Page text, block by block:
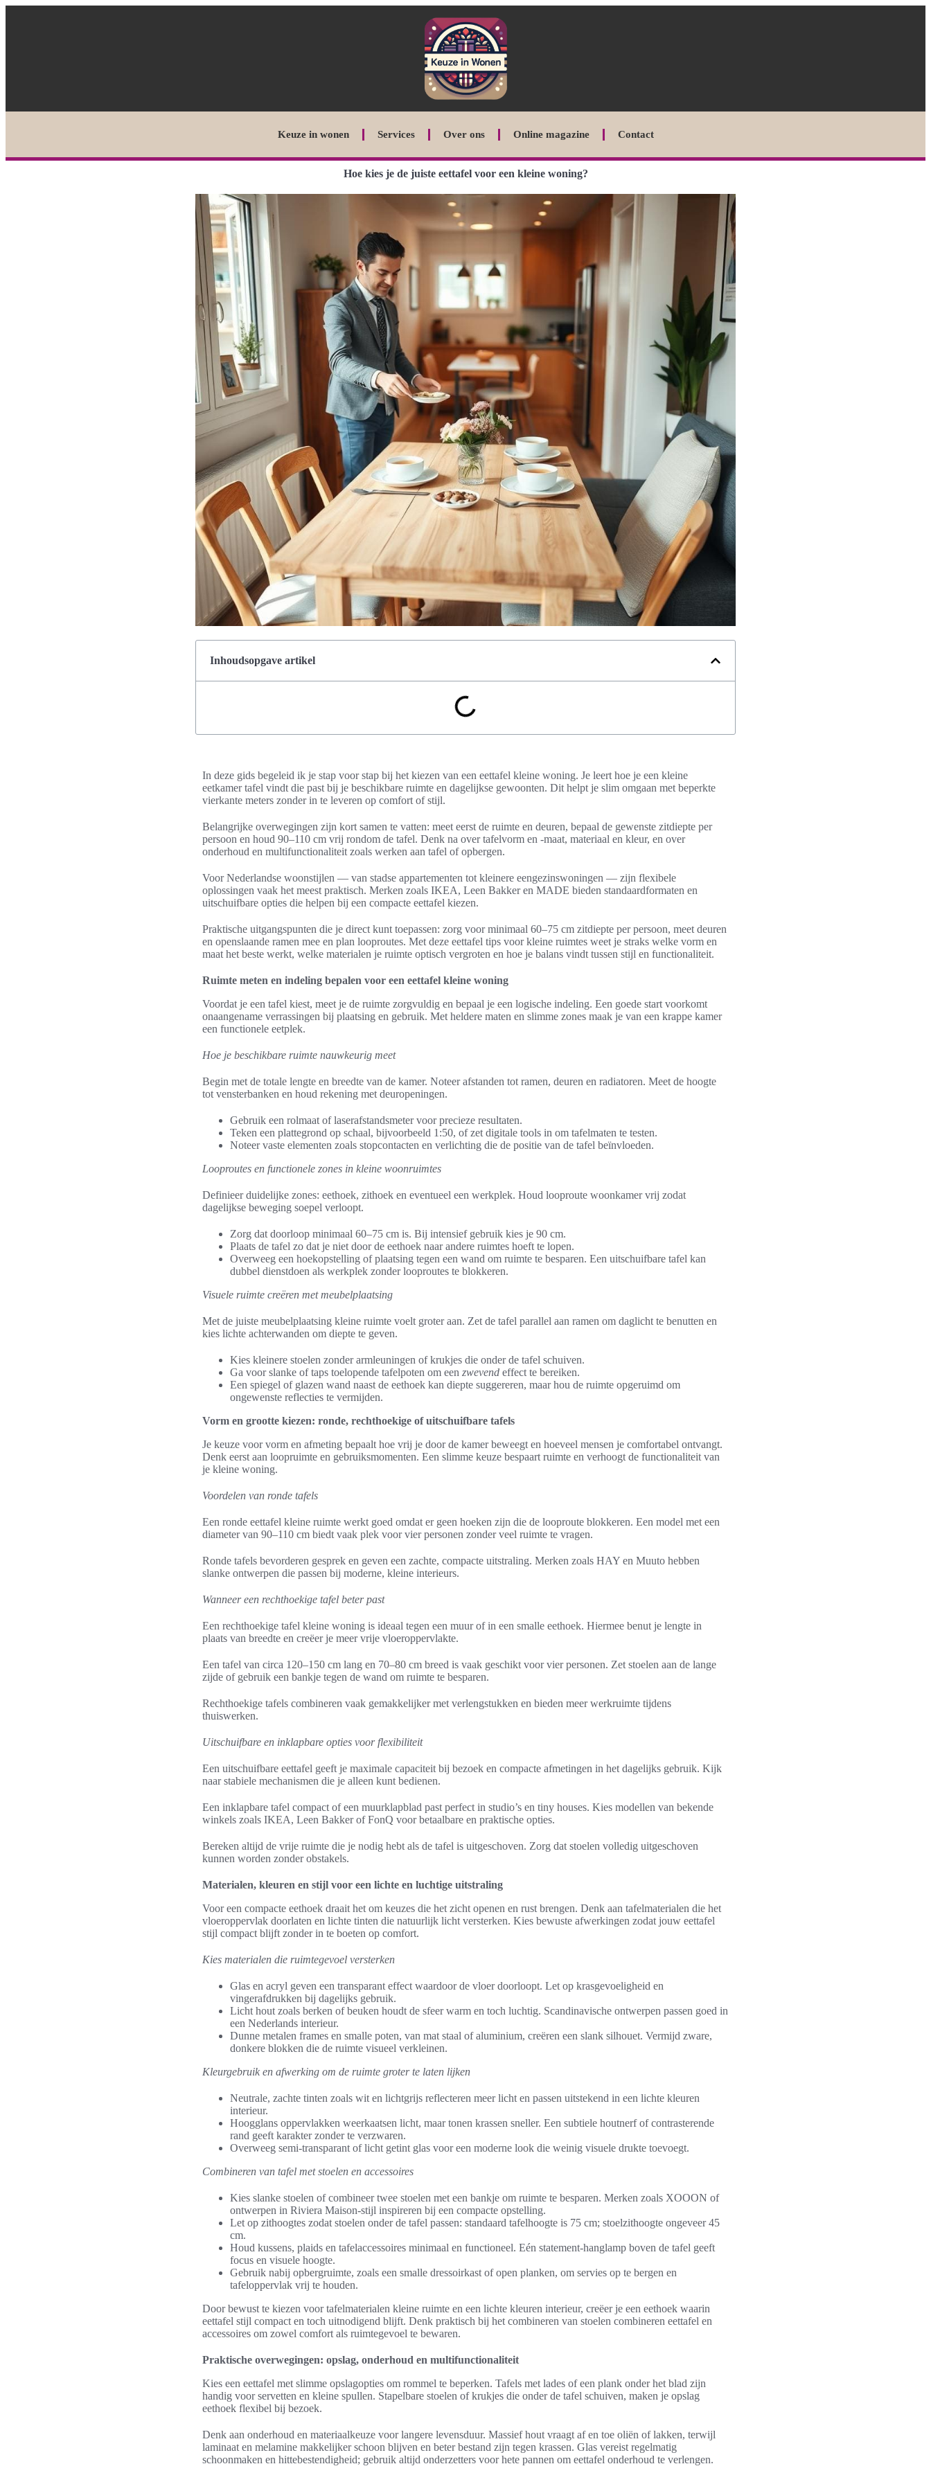
Keuze in wonen Services Over ons Online magazine Contact
Hoe kies je de juiste eettafel voor een kleine woning?
Inhoudsopgave artikel
In deze gids begeleid ik je stap voor stap bij het kiezen van een eettafel kleine woning. Je leert hoe je een kleine
eetkamer tafel vindt die past bij je beschikbare ruimte en dagelijkse gewoonten. Dit helpt je slim omgaan met beperkte
vierkante meters zonder in te leveren op comfort of stijl.
Belangrijke overwegingen zijn kort samen te vatten: meet eerst de ruimte en deuren, bepaal de gewenste zitdiepte per
persoon en houd 90–110 cm vrij rondom de tafel. Denk na over tafelvorm en -maat, materiaal en kleur, en over
onderhoud en multifunctionaliteit zoals werken aan tafel of opbergen.
Voor Nederlandse woonstijlen — van stadse appartementen tot kleinere eengezinswoningen — zijn flexibele
oplossingen vaak het meest praktisch. Merken zoals IKEA, Leen Bakker en MADE bieden standaardformaten en
uitschuifbare opties die helpen bij een compacte eettafel kiezen.
Praktische uitgangspunten die je direct kunt toepassen: zorg voor minimaal 60–75 cm zitdiepte per persoon, meet deuren
en openslaande ramen mee en plan looproutes. Met deze eettafel tips voor kleine ruimtes weet je straks welke vorm en
maat het beste werkt, welke materialen je ruimte optisch vergroten en hoe je balans vindt tussen stijl en functionaliteit.
Ruimte meten en indeling bepalen voor een eettafel kleine woning
Voordat je een tafel kiest, meet je de ruimte zorgvuldig en bepaal je een logische indeling. Een goede start voorkomt
onaangename verrassingen bij plaatsing en gebruik. Met heldere maten en slimme zones maak je van een krappe kamer
een functionele eetplek.
Hoe je beschikbare ruimte nauwkeurig meet
Begin met de totale lengte en breedte van de kamer. Noteer afstanden tot ramen, deuren en radiatoren. Meet de hoogte
tot vensterbanken en houd rekening met deuropeningen.
Gebruik een rolmaat of laserafstandsmeter voor precieze resultaten.
Teken een plattegrond op schaal, bijvoorbeeld 1:50, of zet digitale tools in om tafelmaten te testen.
Noteer vaste elementen zoals stopcontacten en verlichting die de positie van de tafel beïnvloeden.
Looproutes en functionele zones in kleine woonruimtes
Definieer duidelijke zones: eethoek, zithoek en eventueel een werkplek. Houd looproute woonkamer vrij zodat
dagelijkse beweging soepel verloopt.
Zorg dat doorloop minimaal 60–75 cm is. Bij intensief gebruik kies je 90 cm.
Plaats de tafel zo dat je niet door de eethoek naar andere ruimtes hoeft te lopen.
Overweeg een hoekopstelling of plaatsing tegen een wand om ruimte te besparen. Een uitschuifbare tafel kan
dubbel dienstdoen als werkplek zonder looproutes te blokkeren.
Visuele ruimte creëren met meubelplaatsing
Met de juiste meubelplaatsing kleine ruimte voelt groter aan. Zet de tafel parallel aan ramen om daglicht te benutten en
kies lichte achterwanden om diepte te geven.
Kies kleinere stoelen zonder armleuningen of krukjes die onder de tafel schuiven.
Ga voor slanke of taps toelopende tafelpoten om een zwevend effect te bereiken.
Een spiegel of glazen wand naast de eethoek kan diepte suggereren, maar hou de ruimte opgeruimd om
ongewenste reflecties te vermijden.
Vorm en grootte kiezen: ronde, rechthoekige of uitschuifbare tafels
Je keuze voor vorm en afmeting bepaalt hoe vrij je door de kamer beweegt en hoeveel mensen je comfortabel ontvangt.
Denk eerst aan loopruimte en gebruiksmomenten. Een slimme keuze bespaart ruimte en verhoogt de functionaliteit van
je kleine woning.
Voordelen van ronde tafels
Een ronde eettafel kleine ruimte werkt goed omdat er geen hoeken zijn die de looproute blokkeren. Een model met een
diameter van 90–110 cm biedt vaak plek voor vier personen zonder veel ruimte te vragen.
Ronde tafels bevorderen gesprek en geven een zachte, compacte uitstraling. Merken zoals HAY en Muuto hebben
slanke ontwerpen die passen bij moderne, kleine interieurs.
Wanneer een rechthoekige tafel beter past
Een rechthoekige tafel kleine woning is ideaal tegen een muur of in een smalle eethoek. Hiermee benut je lengte in
plaats van breedte en creëer je meer vrije vloeroppervlakte.
Een tafel van circa 120–150 cm lang en 70–80 cm breed is vaak geschikt voor vier personen. Zet stoelen aan de lange
zijde of gebruik een bankje tegen de wand om ruimte te besparen.
Rechthoekige tafels combineren vaak gemakkelijker met verlengstukken en bieden meer werkruimte tijdens
thuiswerken.
Uitschuifbare en inklapbare opties voor flexibiliteit
Een uitschuifbare eettafel geeft je maximale capaciteit bij bezoek en compacte afmetingen in het dagelijks gebruik. Kijk
naar stabiele mechanismen die je alleen kunt bedienen.
Een inklapbare tafel compact of een muurklapblad past perfect in studio’s en tiny houses. Kies modellen van bekende
winkels zoals IKEA, Leen Bakker of FonQ voor betaalbare en praktische opties.
Bereken altijd de vrije ruimte die je nodig hebt als de tafel is uitgeschoven. Zorg dat stoelen volledig uitgeschoven
kunnen worden zonder obstakels.
Materialen, kleuren en stijl voor een lichte en luchtige uitstraling
Voor een compacte eethoek draait het om keuzes die het zicht openen en rust brengen. Denk aan tafelmaterialen die het
vloeroppervlak doorlaten en lichte tinten die natuurlijk licht versterken. Kies bewuste afwerkingen zodat jouw eettafel
stijl compact blijft zonder in te boeten op comfort.
Kies materialen die ruimtegevoel versterken
Glas en acryl geven een transparant effect waardoor de vloer doorloopt. Let op krasgevoeligheid en
vingerafdrukken bij dagelijks gebruik.
Licht hout zoals berken of beuken houdt de sfeer warm en toch luchtig. Scandinavische ontwerpen passen goed in
een Nederlands interieur.
Dunne metalen frames en smalle poten, van mat staal of aluminium, creëren een slank silhouet. Vermijd zware,
donkere blokken die de ruimte visueel verkleinen.
Kleurgebruik en afwerking om de ruimte groter te laten lijken
Neutrale, zachte tinten zoals wit en lichtgrijs reflecteren meer licht en passen uitstekend in een lichte kleuren
interieur.
Hoogglans oppervlakken weerkaatsen licht, maar tonen krassen sneller. Een subtiele houtnerf of contrasterende
rand geeft karakter zonder te verzwaren.
Overweeg semi-transparant of licht getint glas voor een moderne look die weinig visuele drukte toevoegt.
Combineren van tafel met stoelen en accessoires
Kies slanke stoelen of combineer twee stoelen met een bankje om ruimte te besparen. Merken zoals XOOON of
ontwerpen in Riviera Maison-stijl inspireren bij een compacte opstelling.
Let op zithoogtes zodat stoelen onder de tafel passen: standaard tafelhoogte is 75 cm; stoelzithoogte ongeveer 45
cm.
Houd kussens, plaids en tafelaccessoires minimaal en functioneel. Eén statement-hanglamp boven de tafel geeft
focus en visuele hoogte.
Gebruik nabij opbergruimte, zoals een smalle dressoirkast of open planken, om servies op te bergen en
tafeloppervlak vrij te houden.
Door bewust te kiezen voor tafelmaterialen kleine ruimte en een lichte kleuren interieur, creëer je een eethoek waarin
eettafel stijl compact en toch uitnodigend blijft. Denk praktisch bij het combineren van stoelen combineren eettafel en
accessoires om zowel comfort als ruimtegevoel te bewaren.
Praktische overwegingen: opslag, onderhoud en multifunctionaliteit
Kies een eettafel met slimme opslagopties om rommel te beperken. Tafels met lades of een plank onder het blad zijn
handig voor servetten en kleine spullen. Stapelbare stoelen of krukjes die onder de tafel schuiven, maken je opslag
eethoek flexibel bij bezoek.
Denk aan onderhoud en materiaalkeuze voor langere levensduur. Massief hout vraagt af en toe oliën of lakken, terwijl
laminaat en melamine makkelijker schoon blijven en beter bestand zijn tegen krassen. Glas vereist regelmatig
schoonmaken en hittebestendigheid; gebruik altijd onderzetters voor hete pannen om eettafel onderhoud te verlengen.